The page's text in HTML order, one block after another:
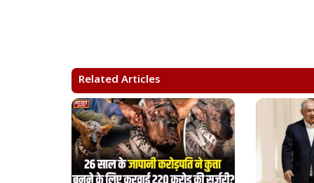
A
p
p
o
o
k
r
a
m
i
k
Related Articles